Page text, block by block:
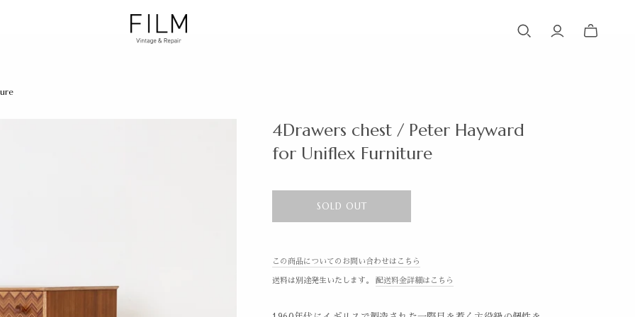
4Drawers chest / Peter Hayward
for Uniflex Furniture
SOLD OUT
この商品についてのお問い合わせはこちら
送料は別途発生いたします。 配送料金詳細はこちら